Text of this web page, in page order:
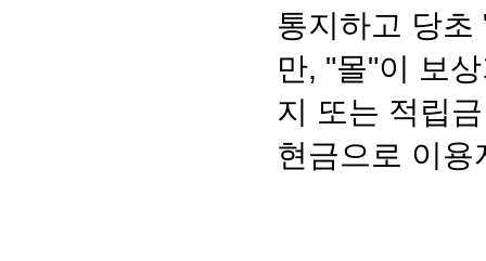
통지하고 당
만, "몰"이 보
지 또는 적립
현금으로 이